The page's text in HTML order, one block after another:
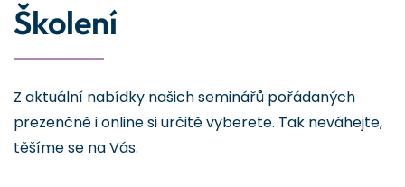
Školení
Z aktuální nabídky našich seminářů pořádaných
prezenčně i online si určitě vyberete. Tak neváhejte,
těšíme se na Vás.